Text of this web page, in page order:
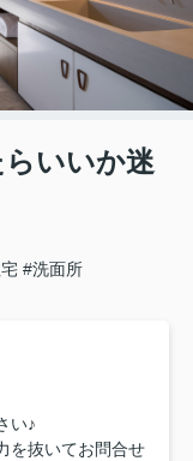
いいか迷
#洗面所
い♪
を抜いてお問合せ